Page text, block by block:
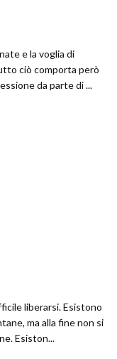
e la voglia di
ciò comporta però
da parte di ...
liberarsi. Esistono
ma alla fine non si
Esiston...